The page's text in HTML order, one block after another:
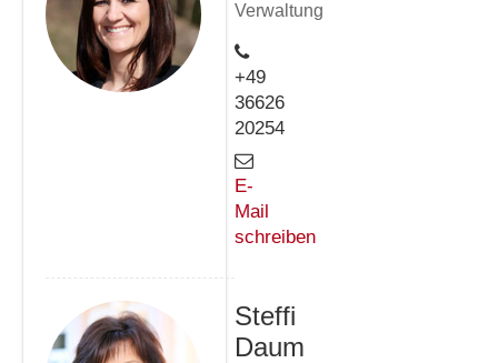
Verwaltung
+49
36626
20254
E-
Mail
schreiben
Steffi
Daum